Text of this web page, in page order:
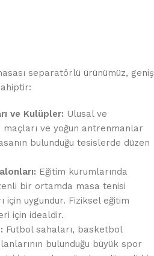
separatörlü ürünümüz, geniş
ve Kulüpler: Ulusal ve
ve yoğun antrenmanlar
bulunduğu tesislerde düzen
Eğitim kurumlarında
bir ortamda masa tenisi
için uygundur. Fiziksel eğitim
için idealdir.
Futbol sahaları, basketbol
bulunduğu büyük spor